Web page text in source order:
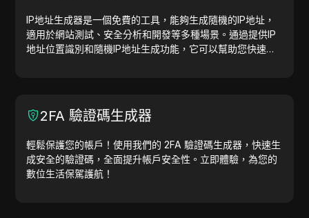
IP地址生成器是一個免費的工具，能夠生成隨機的IP地址，
適用於網站測試、安全分析和開發等多種場景。通過提供IP
地址位置識別和隨機IP地址生成功能，它可以幫助您快速生
2FA 驗證碼生成器
輕鬆保護您的帳戶！使用我們的 2FA 驗證碼生成器，快速生
成安全的驗證碼，全面提升帳戶安全性。立即體驗，為您的
數位生活保駕護航！